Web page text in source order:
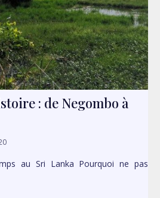
: de Negombo à
au Sri Lanka Pourquoi ne pas